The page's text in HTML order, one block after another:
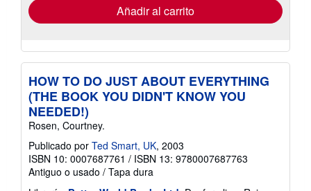
envío
Añadir al carrito
HOW TO DO JUST ABOUT EVERYTHING
(THE BOOK YOU DIDN'T KNOW YOU
NEEDED!)
Rosen, Courtney.
Publicado por Ted Smart, UK, 2003
ISBN 10: 0007687761 / ISBN 13: 9780007687763
Antiguo o usado / Tapa dura